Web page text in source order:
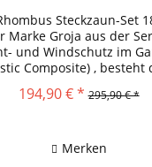
Steckzaun-Set
Marke Groja aus der
und Windschutz im
Composite) ,
194,90 € * 295,90 € *
Merken